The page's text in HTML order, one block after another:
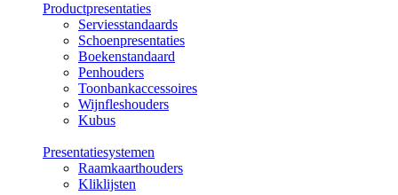
Productpresentaties
Serviesstandaards
Schoenpresentaties
Boekenstandaard
Penhouders
Toonbankaccessoires
Wijnfleshouders
Kubus
Presentatiesystemen
Raamkaarthouders
Kliklijsten